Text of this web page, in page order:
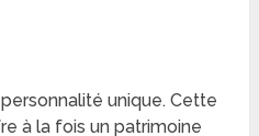
unique. Cette
à la fois un patrimoine